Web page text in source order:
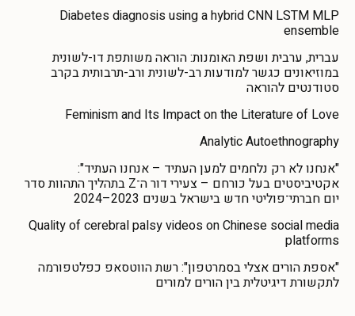
Diabetes diagnosis using a hybrid CNN LSTM MLP
ensemble
עברית, ערבית ושפת האומנות: הוראה משותפת דו-לשונית
במוזיאונים כגשר למודעות רב-לשונית ורב-תרבותית בקרב
סטודנטים להוראה
Feminism and Its Impact on the Literature of Love
Analytic Autoethnography
"אנחנו לא רק נלחמים למען העתיד – אנחנו העתיד":
אקטיביסטים בעל כורחם – צעירי דור ה־Z בתהליך התהוות סדר
יום חברתי־פוליטי חדש בישראל בשנים 2023–2024
Quality of cerebral palsy videos on Chinese social media
platforms
"אספת הורים אצלי בסמרטפון": רשת הווטסאפ כפלטפורמה
לתקשורת דיגיטלית בין הורים למורים